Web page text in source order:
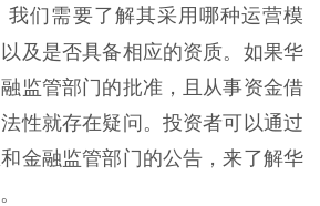
我们需要了解其采用哪种运营模
以及是否具备相应的资质。如果华
监管部门的批准，且从事资金借
性就存在疑问。投资者可以通过
金融监管部门的公告，来了解华